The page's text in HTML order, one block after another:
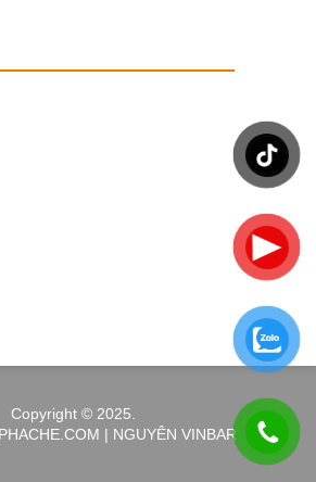
Copyright © 2025.
| NGUYÊN VINBAR